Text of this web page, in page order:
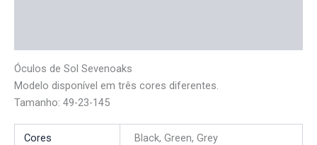
Óculos de Sol Sevenoaks
Modelo disponível em três cores diferentes.
Tamanho: 49-23-145
Cores Black, Green, Grey